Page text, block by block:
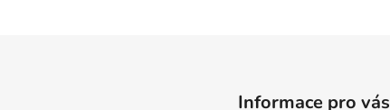
Informace pro vás